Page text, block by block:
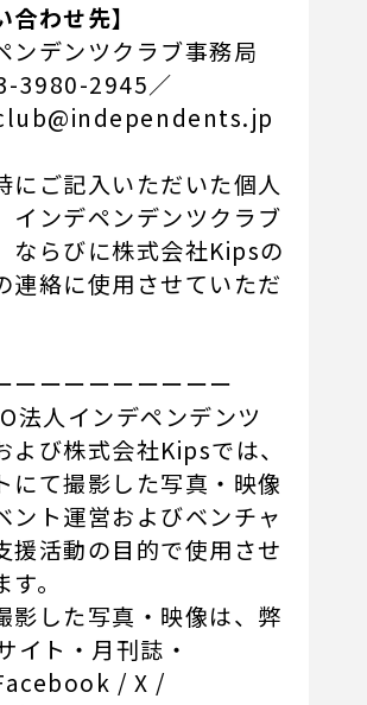
合わせ先】
ンデンツクラブ事務局
3980-2945／
にご記入いただいた個人
インデペンデンツクラブ
ならびに株式会社Kipsの
連絡に使用させていただ
ーーーーーーーーー
法人インデペンデンツ
よび株式会社Kipsでは、
にて撮影した写真・映像
ント運営およびベンチャ
援活動の目的で使用させ
。
影した写真・映像は、弊
イト・月刊誌・
/ X /